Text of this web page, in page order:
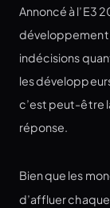
Annoncé à l’E3
développement
indécisions
les
c’est peut-être
réponse.
Bien que les
d’affluer